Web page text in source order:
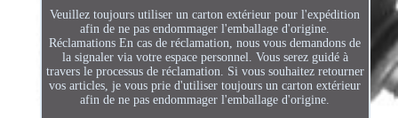
Veuillez toujours utiliser un carton extérieur pour l'expédition
afin de ne pas endommager l'emballage d'origine.
Réclamations En cas de réclamation, nous vous demandons de
la signaler via votre espace personnel. Vous serez guidé à
travers le processus de réclamation. Si vous souhaitez retourner
vos articles, je vous prie d'utiliser toujours un carton extérieur
afin de ne pas endommager l'emballage d'origine.